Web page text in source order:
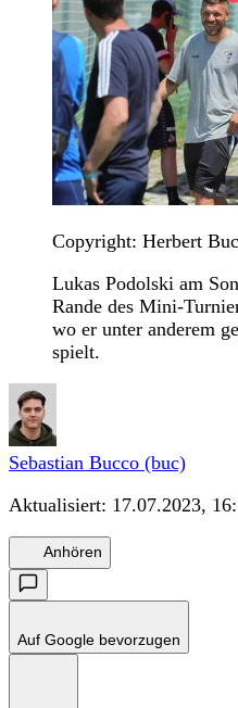
Copyright: Herbert
Lukas Podolski am
Rande des Mini-
wo er unter anderem
spielt.
Sebastian Bucco (buc)
Aktualisiert: 17.07.2023,
Anhören
Auf Google bevorzugen